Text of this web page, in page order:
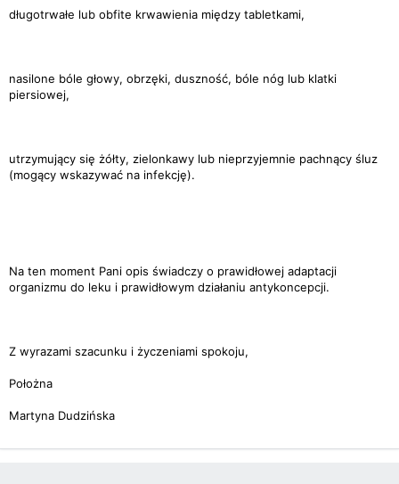
długotrwałe lub obfite krwawienia między tabletkami,
nasilone bóle głowy, obrzęki, duszność, bóle nóg lub klatki
piersiowej,
utrzymujący się żółty, zielonkawy lub nieprzyjemnie pachnący śluz
(mogący wskazywać na infekcję).
Na ten moment Pani opis świadczy o prawidłowej adaptacji
organizmu do leku i prawidłowym działaniu antykoncepcji.
Z wyrazami szacunku i życzeniami spokoju,
Położna
Martyna Dudzińska